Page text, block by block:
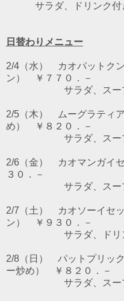
サラダ、ドリンク付
日替わりメニュー
2/4（水） カオパットク
ン） ￥７７０．－
サラダ、スープ、
2/5（木） ムーグラティ
め） ￥８２０．－
サラダ、スープ、
2/6（金） カオマンガイ
３０．－
サラダ、スープ、
2/7（土） カオソーイセ
ン） ￥９３０．－
サラダ、ドリン
2/8（日） パットプリッ
ー炒め） ￥８２０．－
サラダ、スープ、